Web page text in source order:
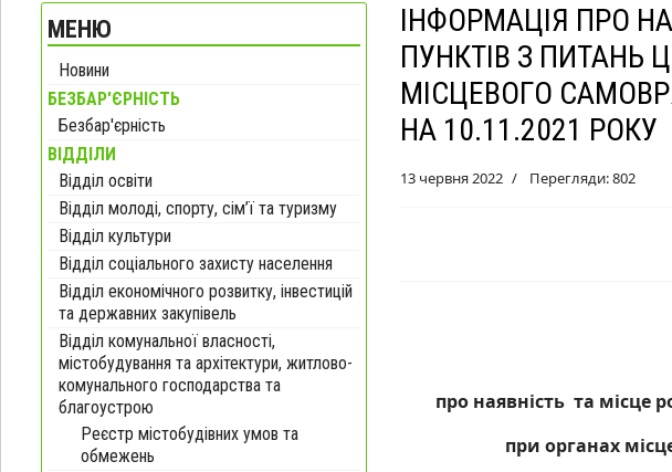
МЕНЮ
Новини
БЕЗБАР'ЄРНІСТЬ
Безбар'єрність
ВІДДІЛИ
Відділ освіти
Відділ молоді, спорту, сім’ї та туризму
Відділ культури
Відділ соціального захисту населення
Відділ економічного розвитку, інвестицій
та державних закупівель
Відділ комунальної власності,
містобудування та архітектури, житлово-
комунального господарства та
благоустрою
Реєстр містобудівних умов та
обмежень
ІНФОРМАЦІЯ ПРО
ПУНКТІВ З ПИТАНЬ
МІСЦЕВОГО
НА 10.11.2021 РОКУ
13 червня 2022 Перегляди: 802
про наявність та місце
при органах